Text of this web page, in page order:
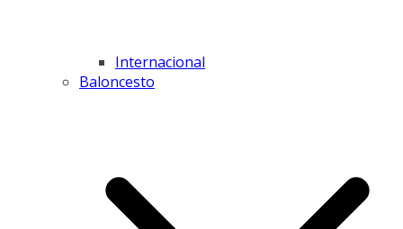
Internacional
Baloncesto